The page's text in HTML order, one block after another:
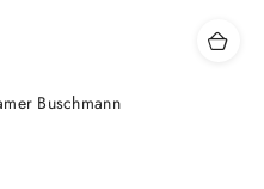
Buschmann